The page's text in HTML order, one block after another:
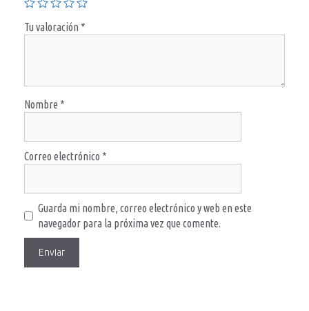
Tu valoración *
Nombre *
Correo electrónico *
Guarda mi nombre, correo electrónico y web en este
navegador para la próxima vez que comente.